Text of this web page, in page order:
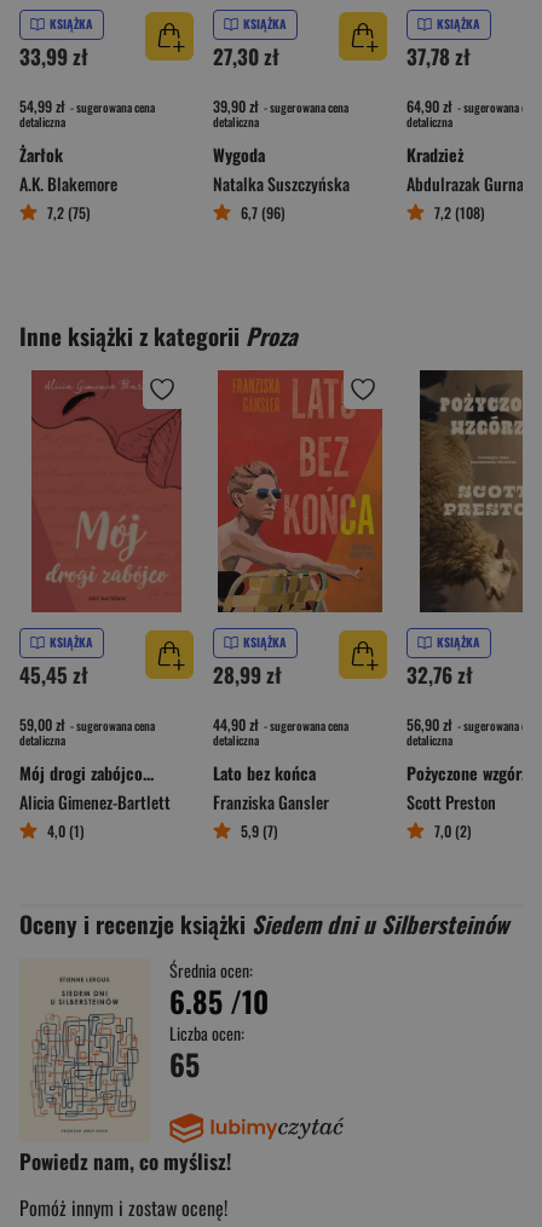
KSIĄŻKA
33,99 zł
54,99 zł - sugerowana cena
detaliczna
Żarłok
A.K. Blakemore
7,2 (75)
KSIĄŻKA
27,30 zł
39,90 zł - sugerowana cena
detaliczna
Wygoda
Natalka Suszczyńska
6,7 (96)
KSIĄŻKA
37,78 zł
64,90 zł - sugerowana cena
detaliczna
Kradzież
Abdulrazak Gurnah
7,2 (108)
Inne książki z kategorii Proza
KSIĄŻKA
45,45 zł
59,00 zł - sugerowana cena
detaliczna
Mój drogi zabójco...
Alicia Gimenez-Bartlett
4,0 (1)
KSIĄŻKA
28,99 zł
44,90 zł - sugerowana cena
detaliczna
Lato bez końca
Franziska Gansler
5,9 (7)
KSIĄŻKA
32,76 zł
56,90 zł - sugerowana cena
detaliczna
Pożyczone wzgórza
Scott Preston
7,0 (2)
Oceny i recenzje książki Siedem dni u Silbersteinów
Średnia ocen:
6.85/10
Liczba ocen:
65
Powiedz nam, co myślisz!
Pomóż innym i zostaw ocenę!